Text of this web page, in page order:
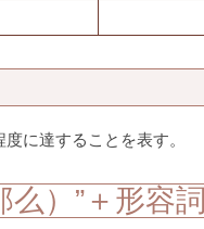
に達することを表す。
）”＋形容詞